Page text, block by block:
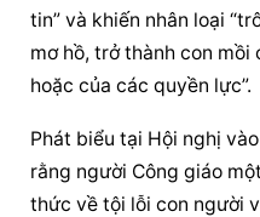
tin” và khiến nhân loại
mơ hồ, trở thành con
hoặc của các quyền lực”.
Phát biểu tại Hội nghị
rằng người Công giáo
thức về tội lỗi con người